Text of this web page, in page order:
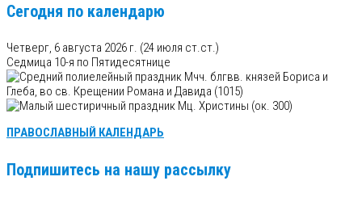
Сегодня по календарю
Четверг, 6 августа 2026 г. (24 июля ст.ст.)
Седмица 10-я по Пятидесятнице
Мчч. блгвв. князей Бориса и
Глеба, во св. Крещении Романа и Давида (1015)
Мц. Христины (ок. 300)
ПРАВОСЛАВНЫЙ КАЛЕНДАРЬ
Подпишитесь на нашу рассылку